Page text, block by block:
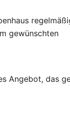
gewünschten
Angebot, das